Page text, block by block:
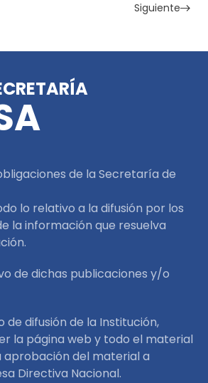
Siguiente
de la Secretaría de
lo relativo a la difusión por los
la información que resuelva
de dichas publicaciones y/o
de difusión de la Institución,
la página web y todo el material
del material a
Directiva Nacional.